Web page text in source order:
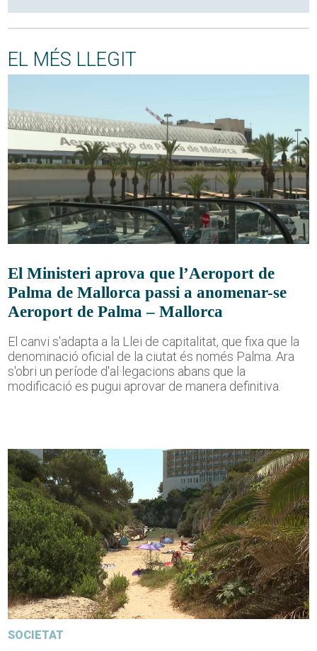
EL MÉS LLEGIT
El Ministeri aprova que l’Aeroport de
Palma de Mallorca passi a anomenar-se
Aeroport de Palma – Mallorca
El canvi s'adapta a la Llei de capitalitat, que fixa que la
denominació oficial de la ciutat és només Palma. Ara
s'obri un període d'al·legacions abans que la
modificació es pugui aprovar de manera definitiva.
SOCIETAT